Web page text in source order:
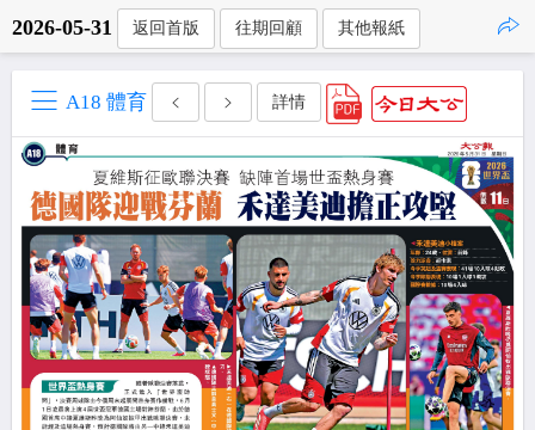
2026-05-31 返回首版 往期回顧 其他報紙
A18 體育 詳情